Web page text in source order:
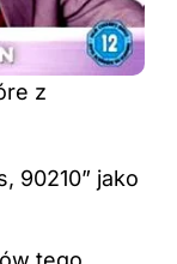
z
90210” jako